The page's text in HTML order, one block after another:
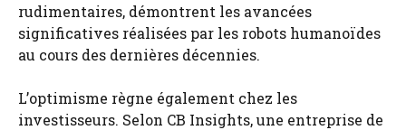
rudimentaires, démontrent les avancées
significatives réalisées par les robots humanoïdes
au cours des dernières décennies.
L’optimisme règne également chez les
investisseurs. Selon CB Insights, une entreprise de